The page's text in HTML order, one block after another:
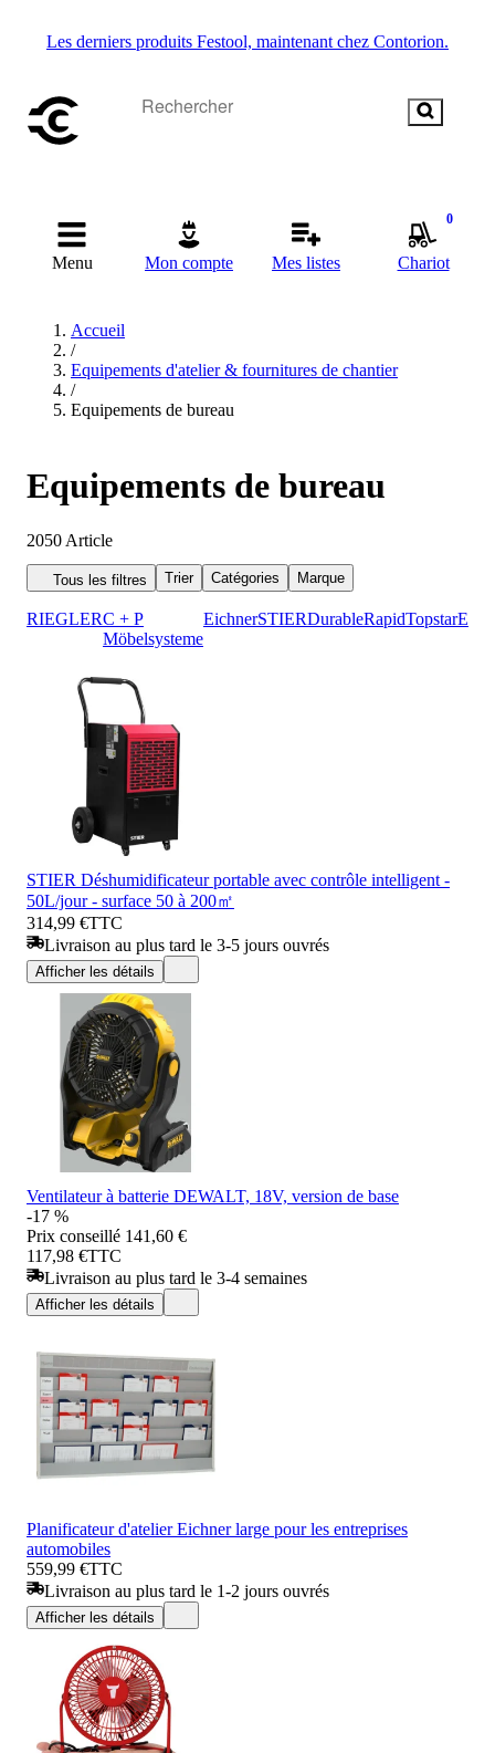
Les derniers produits Festool, maintenant chez Contorion.
Menu Mon compte Mes listes
0
Chariot
Accueil
/
Equipements d'atelier & fournitures de chantier
/
Equipements de bureau
Equipements de bureau
2050 Article
Tous les filtres Trier Catégories Marque
RIEGLERC + P
Möbelsysteme
EichnerSTIERDurableRapidTopstarE/D/
STIER Déshumidificateur portable avec contrôle intelligent -
50L/jour - surface 50 à 200㎡
314,99 €TTC
Livraison au plus tard le 3-5 jours ouvrés
Afficher les détails
Ventilateur à batterie DEWALT, 18V, version de base
-17 %
Prix conseillé 141,60 €
117,98 €TTC
Livraison au plus tard le 3-4 semaines
Afficher les détails
Planificateur d'atelier Eichner large pour les entreprises
automobiles
559,99 €TTC
Livraison au plus tard le 1-2 jours ouvrés
Afficher les détails